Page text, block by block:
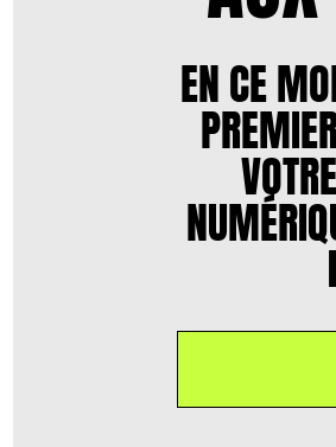
EN CE
Pauline